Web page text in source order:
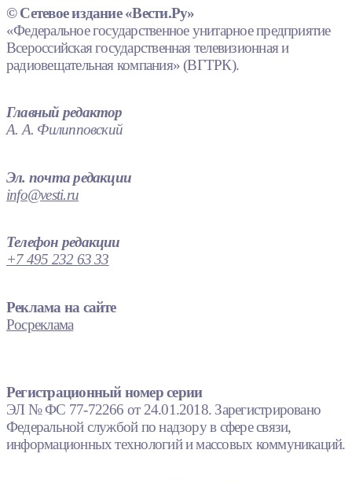
© Сетевое издание «Вести.Ру»
«Федеральное государственное унитарное предприятие
Всероссийская государственная телевизионная и
радиовещательная компания» (ВГТРК).
Главный редактор
А. А. Филипповский
Эл. почта редакции
info@vesti.ru
Телефон редакции
+7 495 232 63 33
Реклама на сайте
Росреклама
Регистрационный номер серии
ЭЛ № ФС 77-72266 от 24.01.2018. Зарегистрировано
Федеральной службой по надзору в сфере связи,
информационных технологий и массовых коммуникаций.